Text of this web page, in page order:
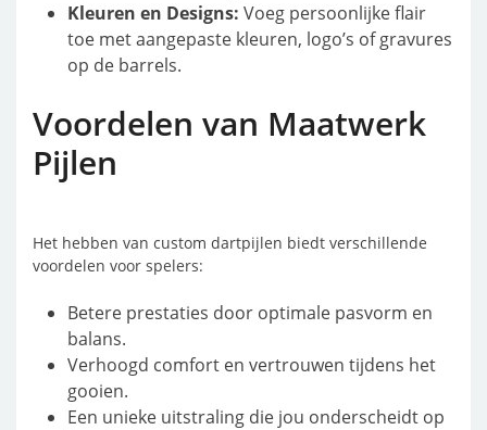
Kleuren en Designs: Voeg persoonlijke flair
toe met aangepaste kleuren, logo’s of gravures
op de barrels.
Voordelen van Maatwerk
Pijlen
Het hebben van custom dartpijlen biedt verschillende
voordelen voor spelers:
Betere prestaties door optimale pasvorm en
balans.
Verhoogd comfort en vertrouwen tijdens het
gooien.
Een unieke uitstraling die jou onderscheidt op